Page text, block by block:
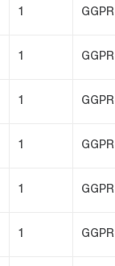
1 GGPR
1 GGPR
1 GGPR
1 GGPR
1 GGPR
1 GGPR